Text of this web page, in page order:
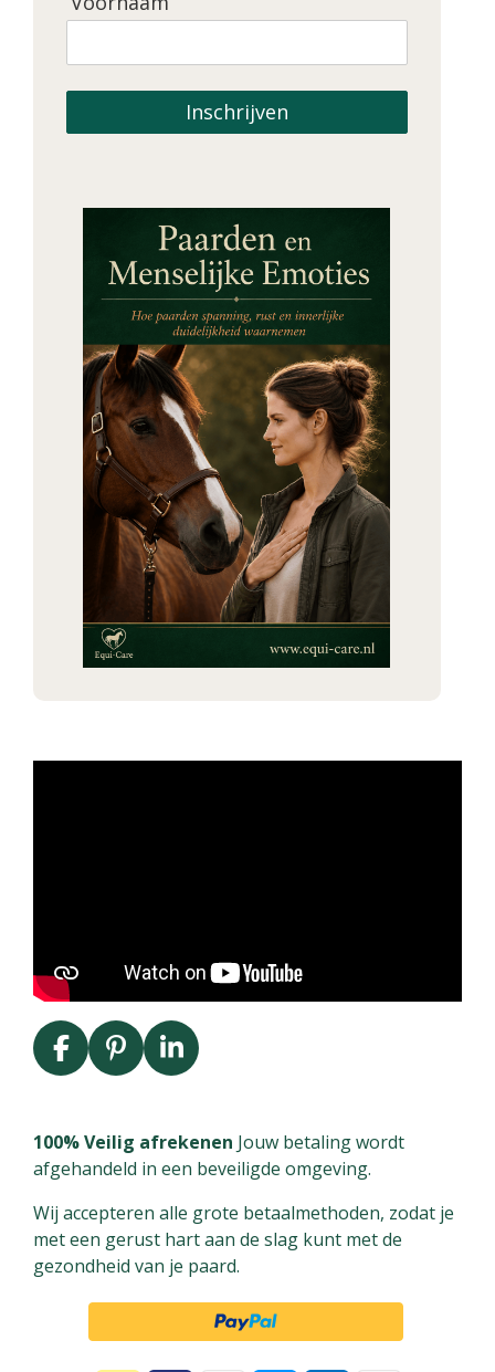
Inschrijven
F
a
e
b
o
k
P
i
t
e
e
s
t
L
i
k
e
I
n
100% Veilig afrekenen Jouw betaling wordt
afgehandeld in een beveiligde omgeving.
Wij accepteren alle grote betaalmethoden, zodat je
met een gerust hart aan de slag kunt met de
gezondheid van je paard.